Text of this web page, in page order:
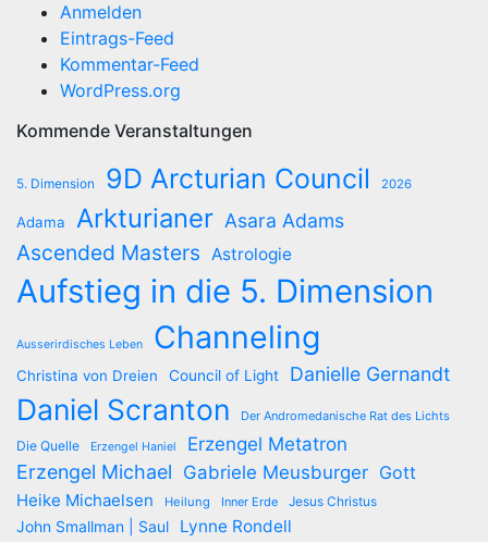
Anmelden
Eintrags-Feed
Kommentar-Feed
WordPress.org
Kommende Veranstaltungen
5. Dimension 9D Arcturian Council 2026
Adama Arkturianer Asara Adams
Ascended Masters Astrologie
Aufstieg in die 5. Dimension
Ausserirdisches Leben Channeling
Christina von Dreien Council of Light Danielle Gernandt
Daniel Scranton Der Andromedanische Rat des Lichts
Die Quelle Erzengel Haniel Erzengel Metatron
Erzengel Michael Gabriele Meusburger Gott
Heike Michaelsen Heilung Inner Erde Jesus Christus
John Smallman | Saul Lynne Rondell